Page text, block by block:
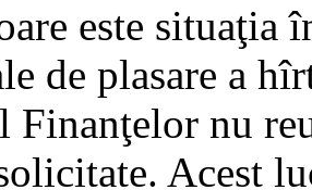
este situaţia
de plasare a
nu
Acest